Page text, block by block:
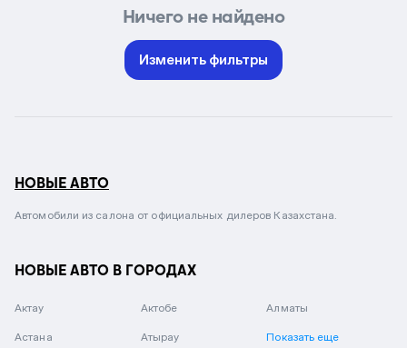
Ничего не найдено
Изменить фильтры
НОВЫЕ АВТО
Автомобили из салона от официальных дилеров Казахстана.
НОВЫЕ АВТО В ГОРОДАХ
Актау Актобе Алматы
Астана Атырау Показать еще